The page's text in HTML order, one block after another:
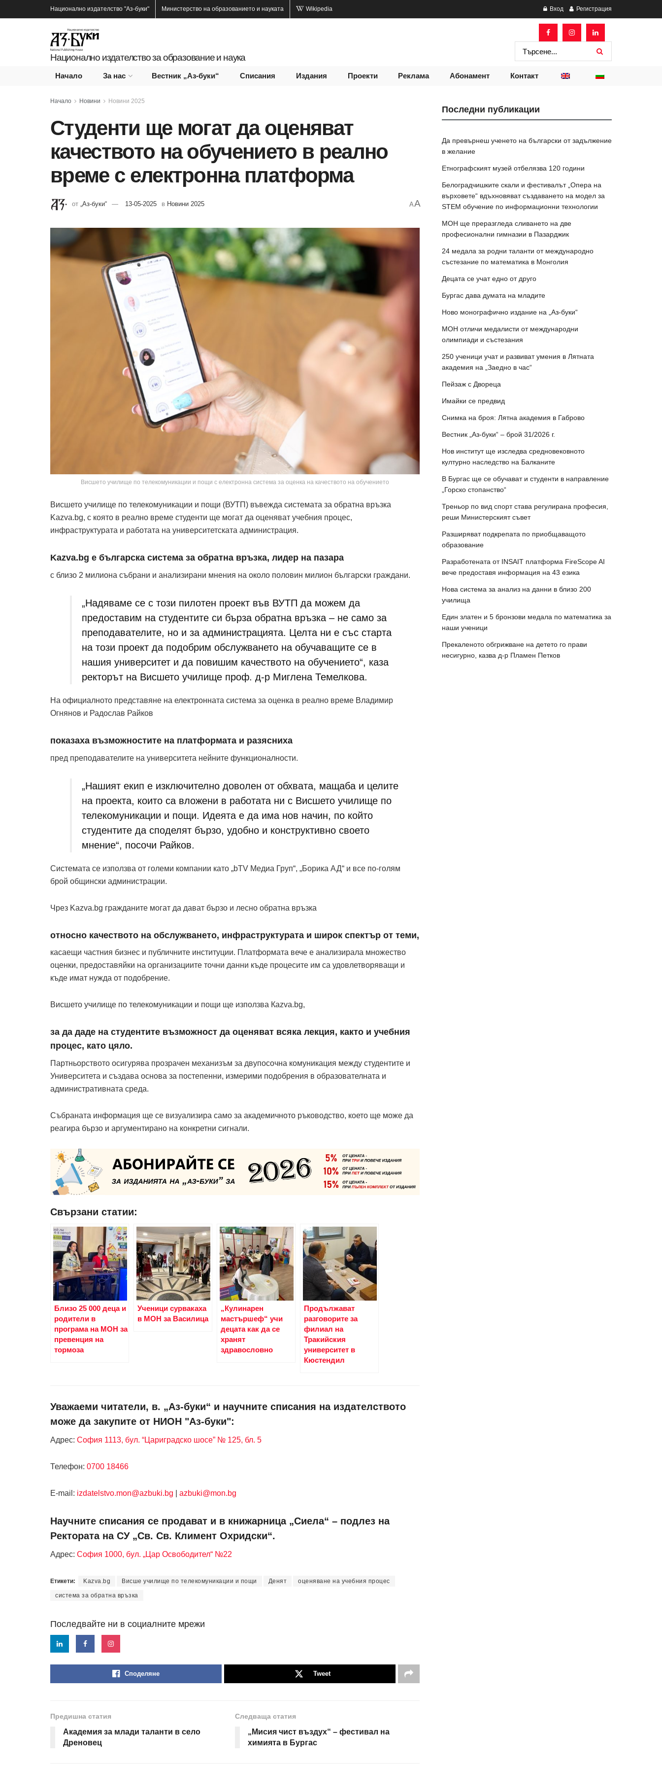
Национално издателство "Аз-буки" Министерство на образованието и науката Wikipedia Вход Регистрация
Национално издателство за образование и наука
Начало За нас Вестник „Аз-буки“ Списания Издания Проекти Реклама Абонамент Контакт
Начало Новини Новини 2025
Студенти ще могат да оценяват
качеството на обучението в реално
време с електронна платформа
от „Аз-буки“ 13-05-2025 в Новини 2025 AA
Висшето училище по телекомуникации и пощи с електронна система за оценка на качеството на обучението
Висшето училище по телекомуникации и пощи (ВУТП) въвежда системата за обратна връзка
Kazva.bg, с която в реално време студенти ще могат да оценяват учебния процес,
инфраструктурата и работата на университетската администрация.
Kazva.bg е българска система за обратна връзка, лидер на пазара
с близо 2 милиона събрани и анализирани мнения на около половин милион български граждани.
„Надяваме се с този пилотен проект във ВУТП да можем да
предоставим на студентите си бърза обратна връзка – не само за
преподавателите, но и за администрацията. Целта ни е със старта
на този проект да подобрим обслужването на обучаващите се в
нашия университет и да повишим качеството на обучението“, каза
ректорът на Висшето училище проф. д-р Миглена Темелкова.
На официалното представяне на електронната система за оценка в реално време Владимир
Огнянов и Радослав Райков
показаха възможностите на платформата и разясниха
пред преподавателите на университета нейните функционалности.
„Нашият екип е изключително доволен от обхвата, мащаба и целите
на проекта, които са вложени в работата ни с Висшето училище по
телекомуникации и пощи. Идеята е да има нов начин, по който
студентите да споделят бързо, удобно и конструктивно своето
мнение“, посочи Райков.
Системата се използва от големи компании като „bTV Медиа Груп“, „Борика АД“ и все по-голям
брой общински администрации.
Чрез Kazva.bg гражданите могат да дават бързо и лесно обратна връзка
относно качеството на обслужването, инфраструктурата и широк спектър от теми,
касаещи частния бизнес и публичните институции. Платформата вече е анализирала множество
оценки, предоставяйки на организациите точни данни къде процесите им са удовлетворяващи и
къде имат нужда от подобрение.
Висшето училище по телекомуникации и пощи ще използва Кazva.bg,
за да даде на студентите възможност да оценяват всяка лекция, както и учебния
процес, като цяло.
Партньорството осигурява прозрачен механизъм за двупосочна комуникация между студентите и
Университета и създава основа за постепенни, измерими подобрения в образователната и
административната среда.
Събраната информация ще се визуализира само за академичното ръководство, което ще може да
реагира бързо и аргументирано на конкретни сигнали.
Свързани статии:
Близо 25 000 деца и
родители в
програма на МОН за
превенция на
тормоза
Ученици сурвакаха
в МОН за Василица
„Кулинарен
мастършеф“ учи
децата как да се
хранят
здравословно
Продължават
разговорите за
филиал на
Тракийския
университет в
Кюстендил
Уважаеми читатели, в. „Аз-буки“ и научните списания на издателството
може да закупите от НИОН "Аз-буки":
Адрес: София 1113, бул. “Цариградско шосе” № 125, бл. 5
Телефон: 0700 18466
Е-mail: izdatelstvo.mon@azbuki.bg azbuki@mon.bg
Научните списания се продават и в книжарница „Сиела“ – подлез на
Ректората на СУ „Св. Св. Климент Охридски“.
Адрес: София 1000, бул. „Цар Освободител“ №22
Етикети: Kazva.bg Висше училище по телекомуникации и пощи Денят оценяване на учебния процес
система за обратна връзка
Последвайте ни в социалните мрежи
Споделяне Tweet
Предишна статия
Академия за млади таланти в село
Дреновец
Следваща статия
„Мисия чист въздух“ – фестивал на
химията в Бургас
Последни публикации
Да превърнеш ученето на български от задължение
в желание
Етнографският музей отбелязва 120 години
Белоградчишките скали и фестивалът „Опера на
върховете“ вдъхновяват създаването на модел за
STEM обучение по информационни технологии
МОН ще преразгледа сливането на две
професионални гимназии в Пазарджик
24 медала за родни таланти от международно
състезание по математика в Монголия
Децата се учат едно от друго
Бургас дава думата на младите
Ново монографично издание на „Аз-буки“
МОН отличи медалисти от международни
олимпиади и състезания
250 ученици учат и развиват умения в Лятната
академия на „Заедно в час“
Пейзаж с Двореца
Имайки се предвид
Снимка на броя: Лятна академия в Габрово
Вестник „Аз-буки“ – брой 31/2026 г.
Нов институт ще изследва средновековното
културно наследство на Балканите
В Бургас ще се обучават и студенти в направление
„Горско стопанство“
Треньор по вид спорт става регулирана професия,
реши Министерският съвет
Разширяват подкрепата по приобщаващото
образование
Разработената от INSAIT платформа FireScope AI
вече предоставя информация на 43 езика
Нова система за анализ на данни в близо 200
училища
Един златен и 5 бронзови медала по математика за
наши ученици
Прекаленото обгрижване на детето го прави
несигурно, казва д-р Пламен Петков